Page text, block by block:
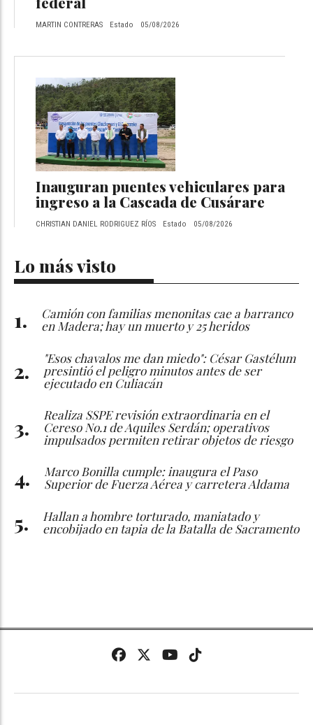
MARTIN CONTRERAS Estado 05/08/2026
Inauguran puentes vehiculares para
ingreso a la Cascada de Cusárare
CHRISTIAN DANIEL RODRIGUEZ RÍOS Estado 05/08/2026
Lo más visto
Camión con familias menonitas cae a barranco
en Madera; hay un muerto y 25 heridos
"Esos chavalos me dan miedo": César Gastélum
presintió el peligro minutos antes de ser
ejecutado en Culiacán
Realiza SSPE revisión extraordinaria en el
Cereso No.1 de Aquiles Serdán; operativos
impulsados permiten retirar objetos de riesgo
Marco Bonilla cumple: inaugura el Paso
Superior de Fuerza Aérea y carretera Aldama
Hallan a hombre torturado, maniatado y
encobijado en tapia de la Batalla de Sacramento